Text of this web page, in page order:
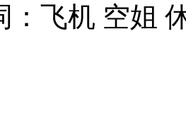
外 坐断同学腿
警民合力深夜将其击毙
飞机 空姐